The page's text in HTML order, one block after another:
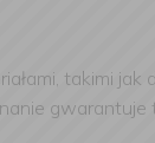
takimi
gwarantuje